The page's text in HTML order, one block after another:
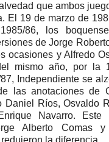
que ambos
El 19 de marzo de
86, los
de Jorge
ocasiones y Alfredo
mismo año, por la
Independiente se
las anotaciones de
Daniel Ríos, Osvaldo
Navarro. Este
Alberto Comas